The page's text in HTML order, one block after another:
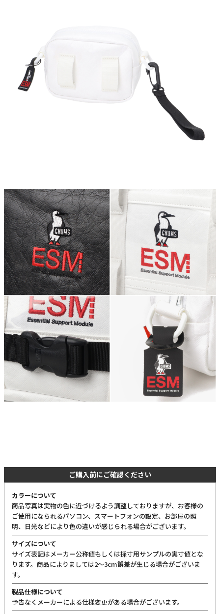
ご購入前にご確認ください
カラーについて
商品写真は実物の色に近づけるよう調整しておりますが、お客様の
ご使用になられるパソコン、スマートフォンの設定、お部屋の照
明、日光などにより色の違いが感じられる場合がございます。
サイズについて
サイズ表記はメーカー公称値もしくは採寸用サンプルの実寸値とな
ります。商品によりましては2〜3cm誤差が生じる場合がございま
す。
製品仕様について
予告なくメーカーによる仕様変更がある場合がございます。